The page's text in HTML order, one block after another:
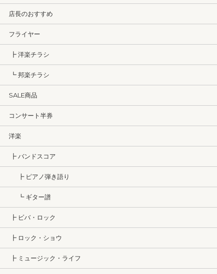
店長のおすすめ
フライヤー
┣ 洋楽チラシ
┗ 邦楽チラシ
SALE商品
コンサート半券
洋楽
┣ バンドスコア
┣ ピアノ弾き語り
┗ ギター譜
┣ ビバ・ロック
┣ ロック・ショウ
┣ ミュージック・ライフ